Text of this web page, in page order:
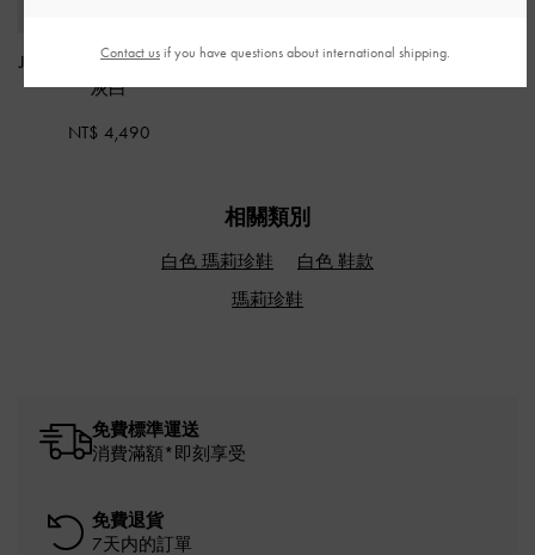
Jody 真皮肩背包-復古
灰白
NT$ 4,490
相關類別
白色 瑪莉珍鞋
白色 鞋款
瑪莉珍鞋
免費標準運送
消費滿額*即刻享受
免費退貨
7天内的訂單
Contact us if you have questions about international shipping.